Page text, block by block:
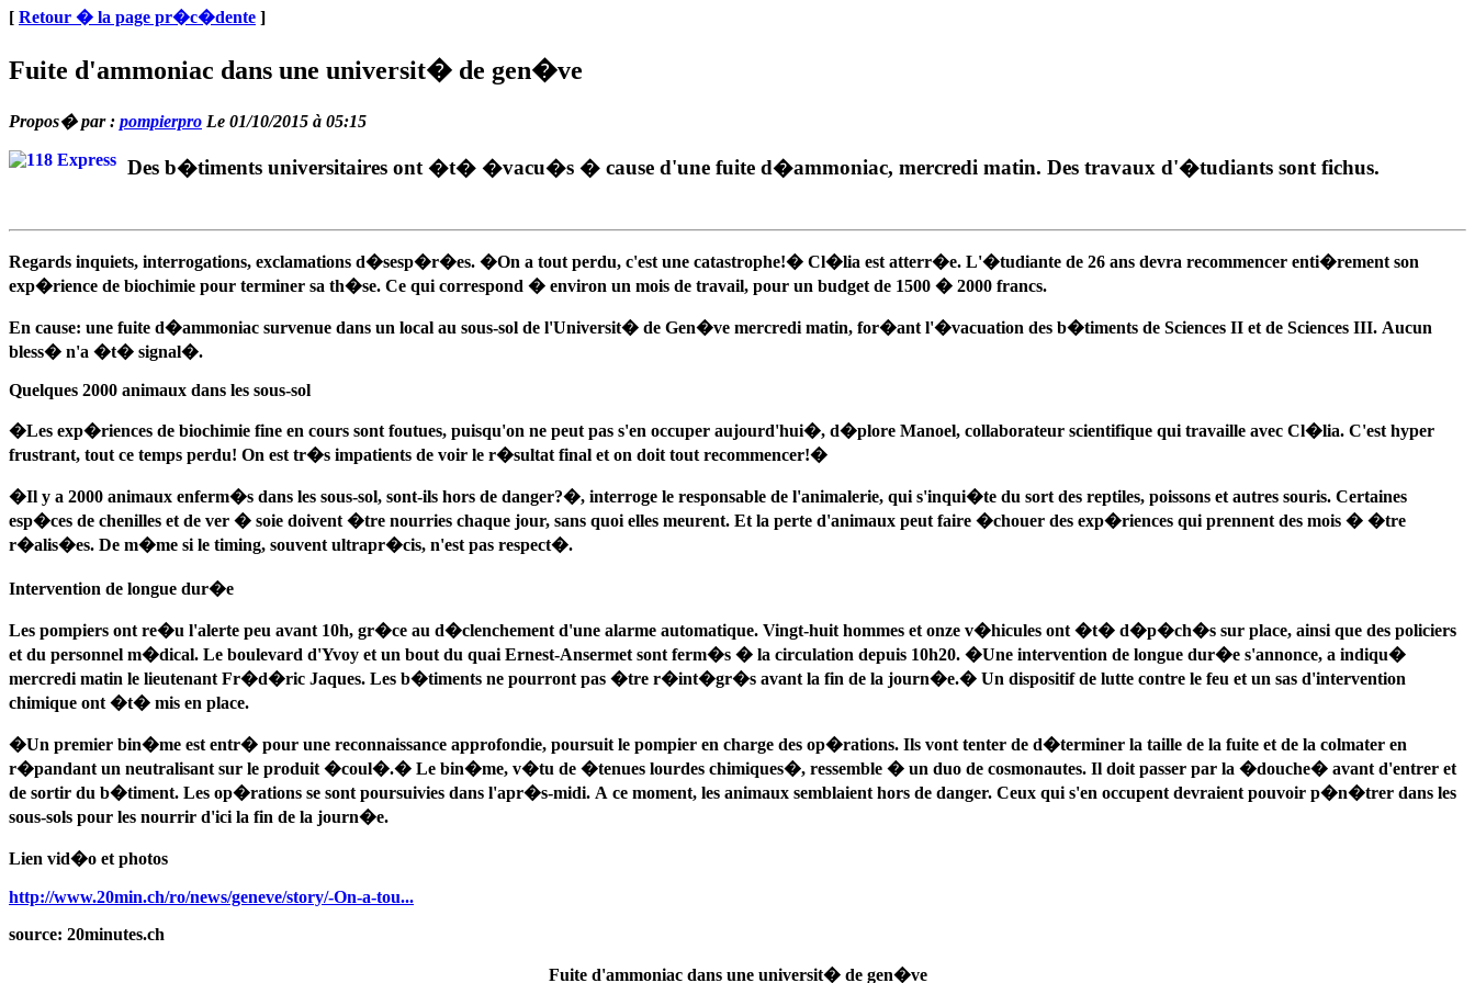
[ Retour � la page pr�c�dente ]
Fuite d'ammoniac dans une universit� de gen�ve
Propos� par : pompierpro Le 01/10/2015 à 05:15
Des b�timents universitaires ont �t� �vacu�s � cause d'une fuite d�ammoniac, mercredi matin. Des travaux d'�tudiants sont fichus.
Regards inquiets, interrogations, exclamations d�sesp�r�es. �On a tout perdu, c'est une catastrophe!� Cl�lia est atterr�e. L'�tudiante de 26 ans devra recommencer enti�rement son
exp�rience de biochimie pour terminer sa th�se. Ce qui correspond � environ un mois de travail, pour un budget de 1500 � 2000 francs.
En cause: une fuite d�ammoniac survenue dans un local au sous-sol de l'Universit� de Gen�ve mercredi matin, for�ant l'�vacuation des b�timents de Sciences II et de Sciences III. Aucun
bless� n'a �t� signal�.
Quelques 2000 animaux dans les sous-sol
�Les exp�riences de biochimie fine en cours sont foutues, puisqu'on ne peut pas s'en occuper aujourd'hui�, d�plore Manoel, collaborateur scientifique qui travaille avec Cl�lia. C'est hyper
frustrant, tout ce temps perdu! On est tr�s impatients de voir le r�sultat final et on doit tout recommencer!�
�Il y a 2000 animaux enferm�s dans les sous-sol, sont-ils hors de danger?�, interroge le responsable de l'animalerie, qui s'inqui�te du sort des reptiles, poissons et autres souris. Certaines
esp�ces de chenilles et de ver � soie doivent �tre nourries chaque jour, sans quoi elles meurent. Et la perte d'animaux peut faire �chouer des exp�riences qui prennent des mois � �tre
r�alis�es. De m�me si le timing, souvent ultrapr�cis, n'est pas respect�.
Intervention de longue dur�e
Les pompiers ont re�u l'alerte peu avant 10h, gr�ce au d�clenchement d'une alarme automatique. Vingt-huit hommes et onze v�hicules ont �t� d�p�ch�s sur place, ainsi que des policiers
et du personnel m�dical. Le boulevard d'Yvoy et un bout du quai Ernest-Ansermet sont ferm�s � la circulation depuis 10h20. �Une intervention de longue dur�e s'annonce, a indiqu�
mercredi matin le lieutenant Fr�d�ric Jaques. Les b�timents ne pourront pas �tre r�int�gr�s avant la fin de la journ�e.� Un dispositif de lutte contre le feu et un sas d'intervention
chimique ont �t� mis en place.
�Un premier bin�me est entr� pour une reconnaissance approfondie, poursuit le pompier en charge des op�rations. Ils vont tenter de d�terminer la taille de la fuite et de la colmater en
r�pandant un neutralisant sur le produit �coul�.� Le bin�me, v�tu de �tenues lourdes chimiques�, ressemble � un duo de cosmonautes. Il doit passer par la �douche� avant d'entrer et
de sortir du b�timent. Les op�rations se sont poursuivies dans l'apr�s-midi. A ce moment, les animaux semblaient hors de danger. Ceux qui s'en occupent devraient pouvoir p�n�trer dans les
sous-sols pour les nourrir d'ici la fin de la journ�e.
Lien vid�o et photos
http://www.20min.ch/ro/news/geneve/story/-On-a-tou...
source: 20minutes.ch
Fuite d'ammoniac dans une universit� de gen�ve